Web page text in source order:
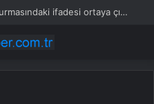
Ünlü isimlerin Ahbap soruşturmasındaki ifadesi ortaya çıktı